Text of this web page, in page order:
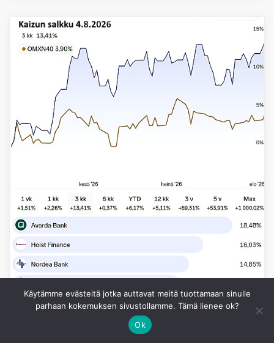
Käytämme evästeitä jotka auttavat meitä tuottamaan sinulle
parhaan kokemuksen sivustollamme. Tämä lienee ok?
Ok